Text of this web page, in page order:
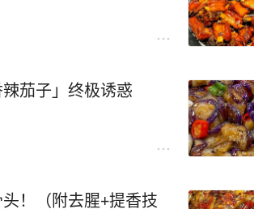
茄子」终极诱惑
！（附去腥+提香技